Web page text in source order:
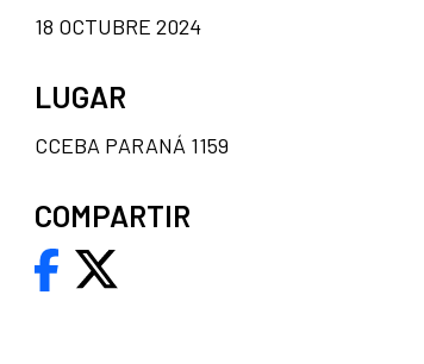
18 OCTUBRE 2024
LUGAR
CCEBA PARANÁ 1159
COMPARTIR